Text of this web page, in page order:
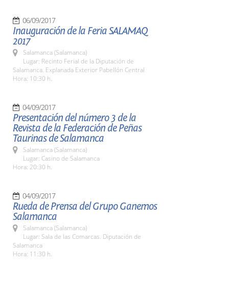
06/09/2017
Inauguración de la Feria SALAMAQ
2017
Salamanca (Salamanca)
Lugar: Recinto Ferial de la Diputación de
Salamanca. Explanada Exterior Pabellón Central
Hora: 10:30 h.
04/09/2017
Presentación del número 3 de la
Revista de la Federación de Peñas
Taurinas de Salamanca
Salamanca (Salamanca)
Lugar: Casino de Salamanca
Hora: 20:30 h.
04/09/2017
Rueda de Prensa del Grupo Ganemos
Salamanca
Salamanca (Salamanca)
Lugar: Sala de las Comarcas. Diputación de
Salamanca
Hora: 11:30 h.